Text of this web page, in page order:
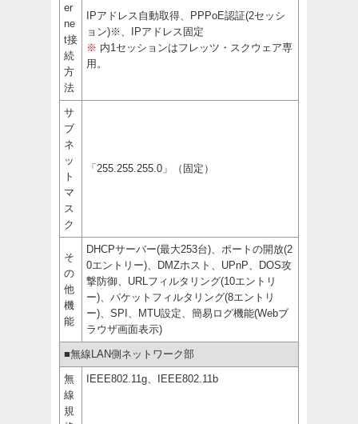
er
ne
t接
続
方
法
IPアドレス自動取得、PPPoE認証(2セッシ
ョン)※
、IPアドレス固定
※ 内1セッションはフレッツ・スクウェア専
用。
サ
ブ
ネ
ッ
ト
マ
ス
ク
「255.255.255.0」（固定）
そ
の
他
機
能
DHCPサーバー(最大253台)、ポートの開放(2
0エントリー)、DMZホスト、UPnP、DOS攻
撃防御、URLフィルタリング(10エントリ
ー)、パケットフィルタリング(8エントリ
ー)、SPI、MTU設定、簡易ログ機能(Webブ
ラウザ画面表示)
■無線LAN側ネットワーク部
無
線
規
IEEE802.11g、IEEE802.11b